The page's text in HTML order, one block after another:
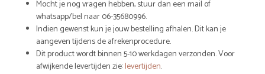
Mocht je nog vragen hebben, stuur dan een mail of
whatsapp/bel naar 06-35680996.
Indien gewenst kun je jouw bestelling afhalen. Dit kan je
aangeven tijdens de afrekenprocedure.
Dit product wordt binnen 5-10 werkdagen verzonden. Voor
afwijkende levertijden zie:levertijden.